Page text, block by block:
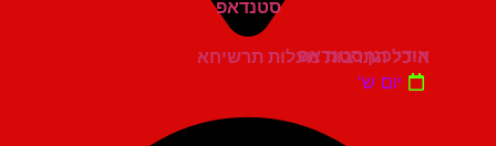
היכל התרבות מעלות תרשיחא
אודי כגן סטנדאפ
יום ש'